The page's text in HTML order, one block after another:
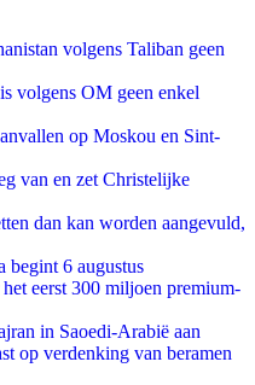
volgens Taliban geen
volgens OM geen enkel
op Moskou en Sint-
van en zet Christelijke
dan kan worden aangevuld,
begint 6 augustus
eerst 300 miljoen premium-
in Saoedi-Arabië aan
op verdenking van beramen